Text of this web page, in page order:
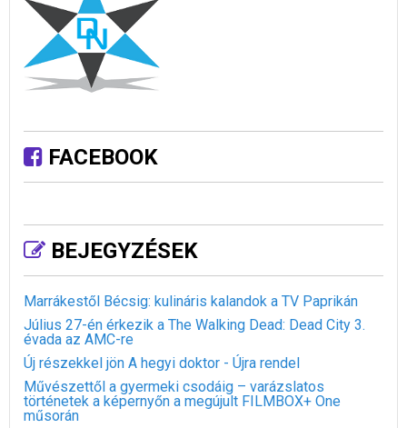
FACEBOOK
BEJEGYZÉSEK
Marrákestől Bécsig: kulináris kalandok a TV Paprikán
Július 27-én érkezik a The Walking Dead: Dead City 3.
évada az AMC-re
Új részekkel jön A hegyi doktor - Újra rendel
Művészettől a gyermeki csodáig – varázslatos
történetek a képernyőn a megújult FILMBOX+ One
műsorán